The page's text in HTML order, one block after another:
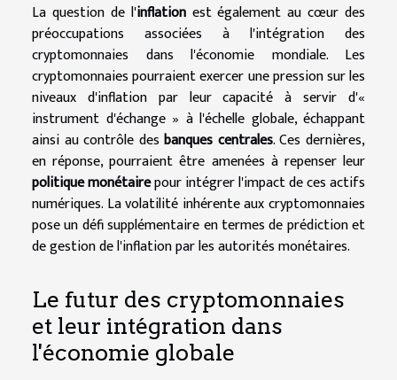
La question de l'inflationest également au cœur des
préoccupations associées à l'intégration des
cryptomonnaies dans l'économie mondiale. Les
cryptomonnaies pourraient exercer une pression sur les
niveaux d'inflation par leur capacité à servir d'«
instrument d'échange » à l'échelle globale, échappant
ainsi au contrôle desbanques centrales. Ces dernières,
en réponse, pourraient être amenées à repenser leur
politique monétairepour intégrer l'impact de ces actifs
numériques. La volatilité inhérente aux cryptomonnaies
pose un défi supplémentaire en termes de prédiction et
de gestion de l'inflation par les autorités monétaires.
Le futur des cryptomonnaies
et leur intégration dans
l'économie globale